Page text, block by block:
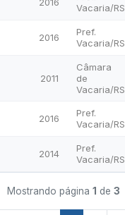
Vacaria/RS
2016
Pref.
Vacaria/RS
2011
Câmara
de
Vacaria/RS
2016
Pref.
Vacaria/RS
2014
Pref.
Vacaria/RS
Mostrando página 1 de 3